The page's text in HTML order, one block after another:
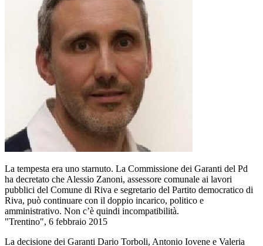
La tempesta era uno starnuto. La Commissione dei Garanti del Pd
ha decretato che Alessio Zanoni, assessore comunale ai lavori
pubblici del Comune di Riva e segretario del Partito democratico di
Riva, può continuare con il doppio incarico, politico e
amministrativo. Non c’è quindi incompatibilità.
"Trentino", 6 febbraio 2015
La decisione dei Garanti Dario Torboli, Antonio Iovene e Valeria